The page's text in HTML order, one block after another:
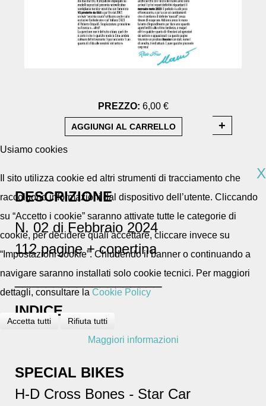
PREZZO: 6,00 €
DESCRIZIONE
N. 02 di Febbraio 2024
112 pagine + copertina
___________________
INDICE
SPECIAL BIKES
H-D Cross Bones - Star Car
Usiamo cookies
X
Il sito utilizza cookie ed altri strumenti di tracciamento che
raccolgono informazioni dal dispositivo dell’utente. Cliccando
su “Accetto i cookie” saranno attivate tutte le categorie di
cookie, per decidere quali accettare, cliccare invece su
“Impostazioni cookie”. Chiudendo il banner o continuando a
navigare saranno installati solo cookie tecnici. Per maggiori
dettagli, consultare la Cookie Policy
Accetta tutti Rifiuta tutti
Maggiori informazioni